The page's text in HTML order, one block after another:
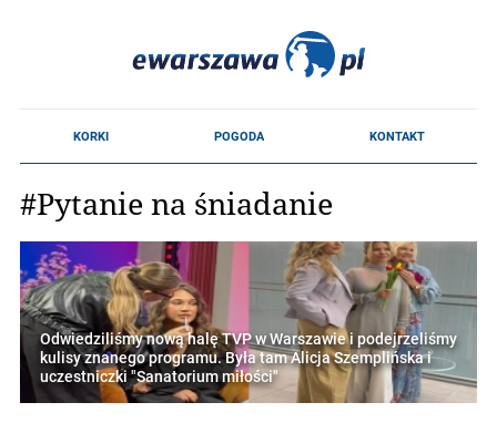
#Pytanie na śniadanie
Odwiedziliśmy nową halę TVP w Warszawie i podejrzeliśmy
kulisy znanego programu. Była tam Alicja Szemplińska i
uczestniczki "Sanatorium miłości"